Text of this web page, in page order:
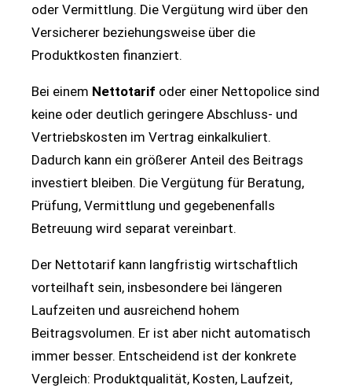
oder Vermittlung. Die Vergütung wird über den
Versicherer beziehungsweise über die
Produktkosten finanziert.
Bei einem Nettotarif oder einer Nettopolice sind
keine oder deutlich geringere Abschluss- und
Vertriebskosten im Vertrag einkalkuliert.
Dadurch kann ein größerer Anteil des Beitrags
investiert bleiben. Die Vergütung für Beratung,
Prüfung, Vermittlung und gegebenenfalls
Betreuung wird separat vereinbart.
Der Nettotarif kann langfristig wirtschaftlich
vorteilhaft sein, insbesondere bei längeren
Laufzeiten und ausreichend hohem
Beitragsvolumen. Er ist aber nicht automatisch
immer besser. Entscheidend ist der konkrete
Vergleich: Produktqualität, Kosten, Laufzeit,